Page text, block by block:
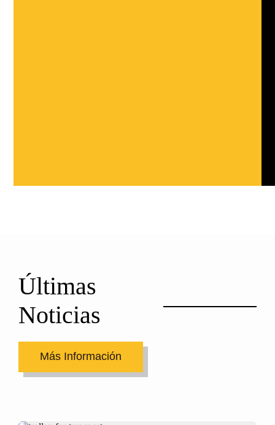
Últimas
Noticias
Más Información